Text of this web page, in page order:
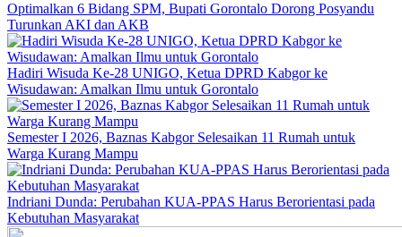
Optimalkan 6 Bidang SPM, Bupati Gorontalo Dorong Posyandu
Turunkan AKI dan AKB
Hadiri Wisuda Ke-28 UNIGO, Ketua DPRD Kabgor ke
Wisudawan: Amalkan Ilmu untuk Gorontalo
Semester I 2026, Baznas Kabgor Selesaikan 11 Rumah untuk
Warga Kurang Mampu
Indriani Dunda: Perubahan KUA-PPAS Harus Berorientasi pada
Kebutuhan Masyarakat